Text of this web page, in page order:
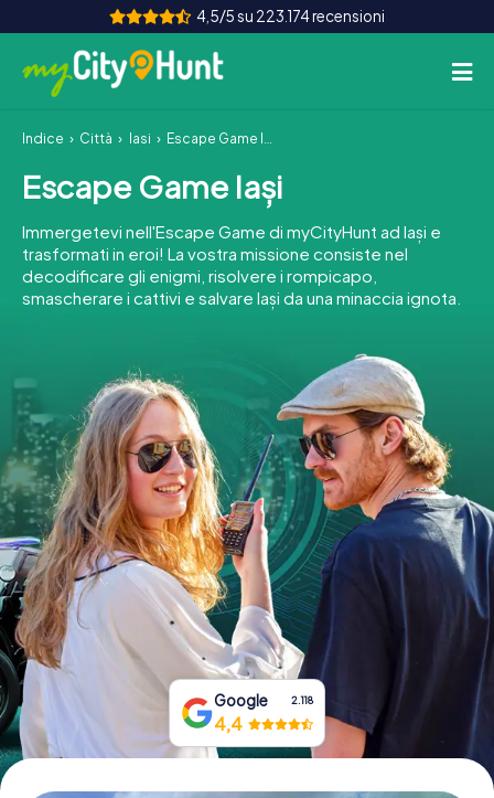
4,5/5 su 223.174 recensioni
Come funziona
Città
Tour
Team Building
INT AT CH
DE
ES
FR UK
IE
IT
NL
Prenota Biglietti
Acquista i Voucher
Indice Città Iași Escape Game Iași
Escape Game Iași
Immergetevi nell'Escape Game di myCityHunt ad Iași e
trasformati in eroi! La vostra missione consiste nel
decodificare gli enigmi, risolvere i rompicapo,
smascherare i cattivi e salvare Iași da una minaccia ignota.
Google 2.118
4,4